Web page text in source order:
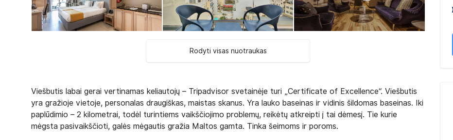
Rodyti visas nuotraukas
Viešbutis labai gerai vertinamas keliautojų – Tripadvisor svetainėje turi „Certificate of Excellence“. Viešbutis
yra gražioje vietoje, personalas draugiškas, maistas skanus. Yra lauko baseinas ir vidinis šildomas baseinas. Iki
paplūdimio – 2 kilometrai, todėl turintiems vaikščiojimo problemų, reikėtų atkreipti į tai dėmesį. Tie kurie
mėgsta pasivaikščioti, galės mėgautis gražia Maltos gamta. Tinka šeimoms ir poroms.